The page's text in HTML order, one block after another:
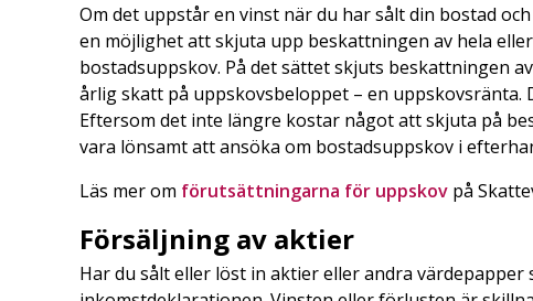
Om det uppstår en vinst när du har sålt din bostad
en möjlighet att skjuta upp beskattningen av hela
bostadsuppskov. På det sättet skjuts beskattningen
årlig skatt på uppskovsbeloppet – en
Eftersom det inte längre kostar något att skjuta på
vara lönsamt att ansöka om bostadsuppskov i
Läs mer om förutsättningarna för uppskov på
Försäljning av aktier
Har du sålt eller löst in aktier eller andra värdepapper